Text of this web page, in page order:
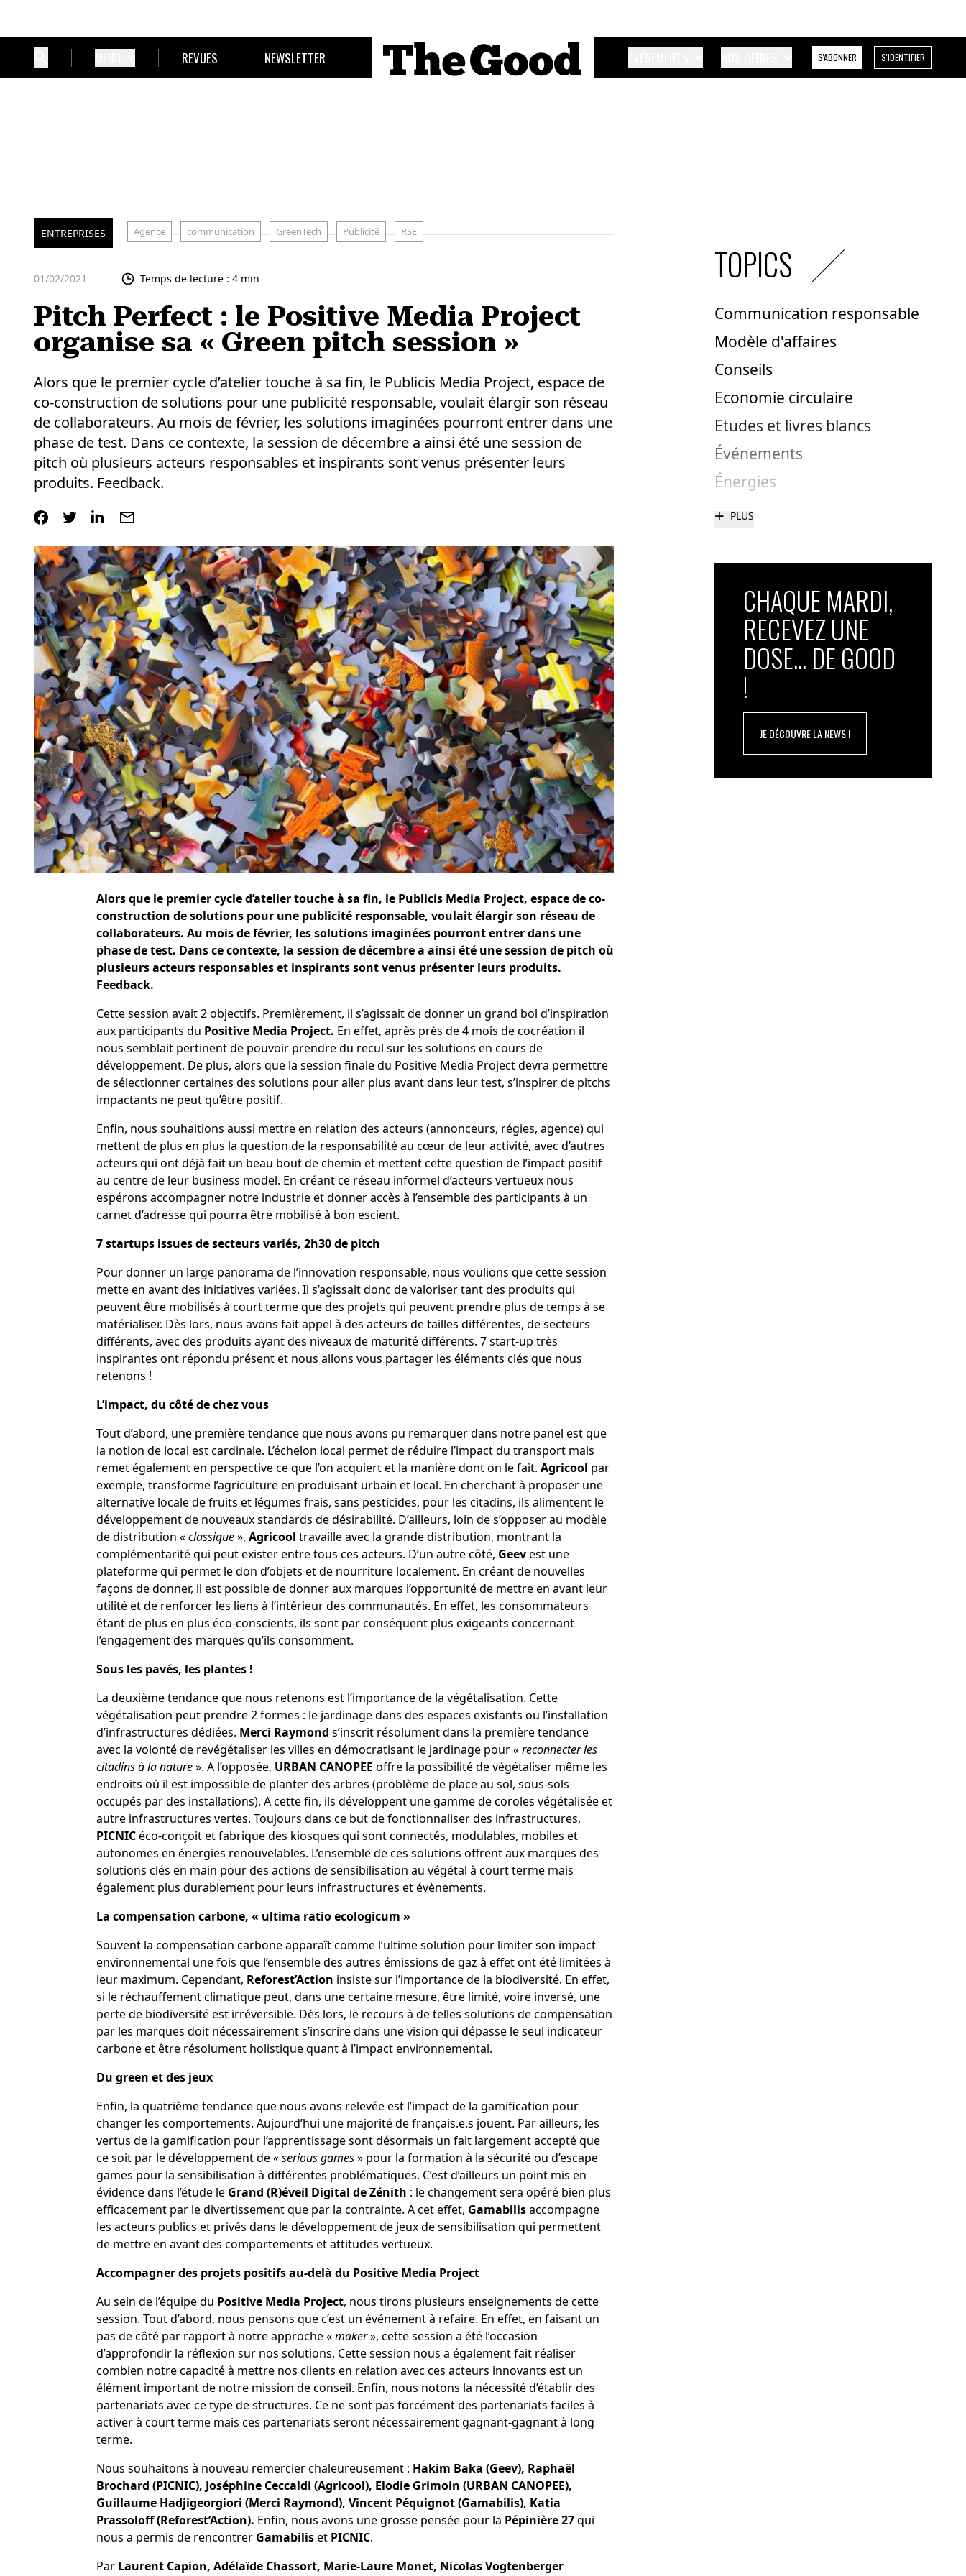
REVUES NEWSLETTER S'ABONNER S'IDENTIFIER
ENTREPRISES Agence communication GreenTech Publicité RSE
01/02/2021 Temps de lecture : 4 min
Pitch Perfect : le Positive Media Project
organise sa « Green pitch session »
Alors que le premier cycle d’atelier touche à sa fin, le Publicis Media Project, espace de
co-construction de solutions pour une publicité responsable, voulait élargir son réseau
de collaborateurs. Au mois de février, les solutions imaginées pourront entrer dans une
phase de test. Dans ce contexte, la session de décembre a ainsi été une session de
pitch où plusieurs acteurs responsables et inspirants sont venus présenter leurs
produits. Feedback.
Alors que le premier cycle d’atelier touche à sa fin, le Publicis Media Project, espace de co-
construction de solutions pour une publicité responsable, voulait élargir son réseau de
collaborateurs. Au mois de février, les solutions imaginées pourront entrer dans une
phase de test. Dans ce contexte, la session de décembre a ainsi été une session de pitch où
plusieurs acteurs responsables et inspirants sont venus présenter leurs produits.
Feedback.
Cette session avait 2 objectifs. Premièrement, il s’agissait de donner un grand bol d’inspiration
aux participants du Positive Media Project. En effet, après près de 4 mois de cocréation il
nous semblait pertinent de pouvoir prendre du recul sur les solutions en cours de
développement. De plus, alors que la session finale du Positive Media Projectdevra permettre
de sélectionner certaines des solutions pour aller plus avant dans leur test, s’inspirer de pitchs
impactants ne peut qu’être positif.
Enfin, nous souhaitions aussi mettre en relation des acteurs (annonceurs, régies, agence) qui
mettent de plus en plus la question de la responsabilité au cœur de leur activité, avec d’autres
acteurs qui ont déjà fait un beau bout de chemin et mettent cette question de l’impact positif
au centre de leur business model. En créant ce réseau informel d’acteurs vertueux nous
espérons accompagner notre industrie et donner accès à l’ensemble des participants à un
carnet d’adresse qui pourra être mobilisé à bon escient.
7 startups issues de secteurs variés, 2h30 de pitch
Pour donner un large panorama de l’innovation responsable, nous voulions que cette session
mette en avant des initiatives variées. Il s’agissait donc de valoriser tant des produits qui
peuvent être mobilisés à court terme que des projets qui peuvent prendre plus de temps à se
matérialiser. Dès lors, nous avons fait appel à des acteurs de tailles différentes, de secteurs
différents, avec des produits ayant des niveaux de maturité différents. 7 start-up très
inspirantes ont répondu présent et nous allons vous partager les éléments clés que nous
retenons !
L’impact, du côté de chez vous
Tout d’abord, une première tendance que nous avons pu remarquer dans notre panel est que
la notion de local est cardinale. L’échelon local permet de réduire l’impact du transport mais
remet également en perspective ce que l’on acquiert et la manière dont on le fait. Agricool par
exemple, transforme l’agriculture en produisant urbain et local. En cherchant à proposer une
alternative locale de fruits et légumes frais, sans pesticides, pour les citadins, ils alimentent le
développement de nouveaux standards de désirabilité. D’ailleurs, loin de s’opposer au modèle
de distribution «classique», Agricool travaille avec la grande distribution, montrant la
complémentarité qui peut exister entre tous ces acteurs. D’un autre côté, Geevest une
plateforme qui permet le don d’objets et de nourriture localement. En créant de nouvelles
façons de donner, il est possible de donner aux marques l’opportunité de mettre en avant leur
utilité et de renforcer les liens à l’intérieur des communautés. En effet, les consommateurs
étant de plus en plus éco-conscients, ils sont par conséquent plus exigeants concernant
l’engagement des marques qu’ils consomment.
Sous les pavés, les plantes !
La deuxième tendance que nous retenons est l’importance de la végétalisation. Cette
végétalisation peut prendre 2 formes : le jardinage dans des espaces existants ou l’installation
d’infrastructures dédiées. Merci Raymond s’inscrit résolument dans la première tendance
avec la volonté de revégétaliser les villes en démocratisant le jardinage pour «reconnecter les
citadins à la nature». A l’opposée, URBAN CANOPEE offre la possibilité de végétaliser même les
endroits où il est impossible de planter des arbres (problème de place au sol, sous-sols
occupés par des installations). A cette fin, ils développent une gamme de coroles végétalisée et
autre infrastructures vertes. Toujours dans ce but de fonctionnaliser des infrastructures,
PICNICéco-conçoit et fabrique des kiosques qui sont connectés, modulables, mobiles et
autonomes en énergies renouvelables. L’ensemble de ces solutions offrent aux marques des
solutions clés en main pour des actions de sensibilisation au végétal à court terme mais
également plus durablement pour leurs infrastructures et évènements.
La compensation carbone, « ultima ratio ecologicum »
Souvent la compensation carbone apparaît comme l’ultime solution pour limiter son impact
environnemental une fois que l’ensemble des autres émissions de gaz à effet ont été limitées à
leur maximum. Cependant, Reforest’Action insiste sur l’importance de la biodiversité. En effet,
si le réchauffement climatique peut, dans une certaine mesure, être limité, voire inversé, une
perte de biodiversité est irréversible. Dès lors, le recours à de telles solutions de compensation
par les marques doit nécessairement s’inscrire dans une vision qui dépasse le seul indicateur
carbone et être résolument holistique quant à l’impact environnemental.
Du green et des jeux
Enfin, la quatrième tendance que nous avons relevée est l’impact de la gamification pour
changer les comportements. Aujourd’hui une majorité de français.e.s jouent. Par ailleurs, les
vertus de la gamification pour l’apprentissage sont désormais un fait largement accepté que
ce soit par le développement de« serious games» pour la formation à la sécurité ou d’escape
games pour la sensibilisation à différentes problématiques. C’est d’ailleurs un point mis en
évidence dans l’étude le Grand (R)éveil Digital de Zénith : le changement sera opéré bien plus
efficacement par le divertissement que par la contrainte. A cet effet, Gamabilisaccompagne
les acteurs publics et privés dans le développement de jeux de sensibilisation qui permettent
de mettre en avant des comportements et attitudes vertueux.
Accompagner des projets positifs au-delà du Positive Media Project
Au sein de l’équipe du Positive Media Project, nous tirons plusieurs enseignements de cette
session. Tout d’abord, nous pensons que c’est un événement à refaire. En effet, en faisant un
pas de côté par rapport à notre approche «maker», cette session a été l’occasion
d’approfondir la réflexion sur nos solutions. Cette session nous a également fait réaliser
combien notre capacité à mettre nos clients en relation avec ces acteurs innovants est un
élément important de notre mission de conseil. Enfin, nous notons la nécessité d’établir des
partenariats avec ce type de structures. Ce ne sont pas forcément des partenariats faciles à
activer à court terme mais ces partenariats seront nécessairement gagnant-gagnant à long
terme.
Nous souhaitons à nouveau remercier chaleureusement : Hakim Baka (Geev), Raphaël
Brochard (PICNIC), Joséphine Ceccaldi (Agricool), Elodie Grimoin (URBAN CANOPEE),
Guillaume Hadjigeorgiori (Merci Raymond), Vincent Péquignot (Gamabilis), Katia
Prassoloff (Reforest’Action). Enfin, nous avons une grosse pensée pour la Pépinière 27qui
nous a permis de rencontrerGamabiliset PICNIC.
ParLaurent Capion, Adélaïde Chassort, Marie-Laure Monet, Nicolas Vogtenberger
TOPICS
Communication responsable
Modèle d'affaires
Conseils
Economie circulaire
Etudes et livres blancs
Événements
Énergies
+ PLUS
CHAQUE MARDI,
RECEVEZ UNE
DOSE... DE GOOD
!
JE DÉCOUVRE LA NEWS !